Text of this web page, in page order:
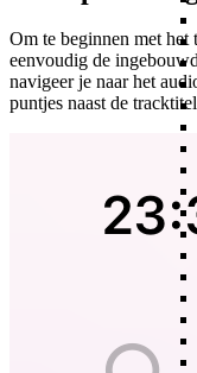
Om te beginnen met
eenvoudig de
navigeer je naar het
puntjes naast de